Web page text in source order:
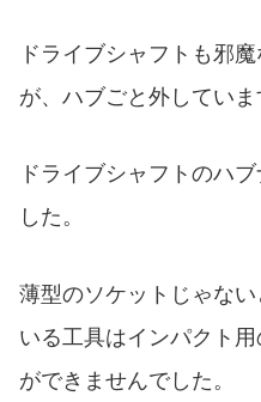
ドライブシャフトも邪
が、ハブごと外していま
ドライブシャフトのハ
した。
薄型のソケットじゃな
いる工具はインパクト
ができませんでした。